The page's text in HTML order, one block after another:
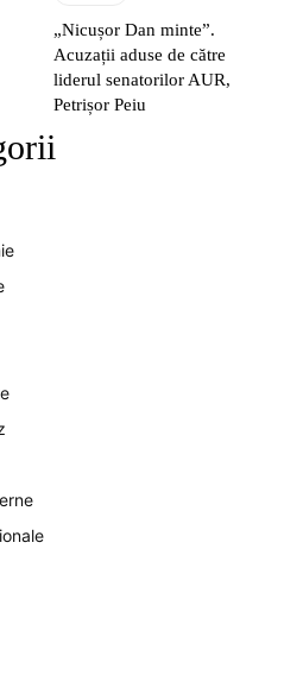
„Nicușor Dan minte”.
Acuzații aduse de către
liderul senatorilor AUR,
Petrișor Peiu